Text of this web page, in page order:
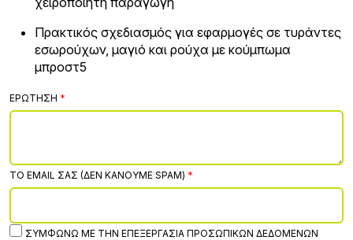
Πρακτικός σχεδιασμός για εφαρμογές σε τυράντες
εσωρούχων, μαγιό και ρούχα με κούμπωμα
μπροστ5
ΕΡΏΤΗΣΗ
ΤΟ EMAIL ΣΑΣ (ΔΕΝ ΚΆΝΟΥΜΕ SPAM)
ΣΥΜΦΩΝΏ ΜΕ ΤΗΝ ΕΠΕΞΕΡΓΑΣΊΑ ΠΡΟΣΩΠΙΚΏΝ ΔΕΔΟΜΈΝΩΝ